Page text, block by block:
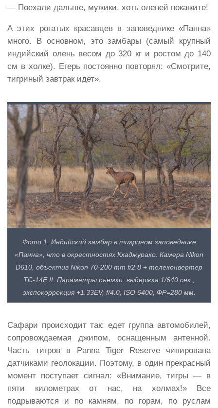
— Поехали дальше, мужики, хоть оленей покажите!
А этих рогатых красавцев в заповеднике «Панна»
много. В основном, это замбары (самый крупный
индийский олень весом до 320 кг и ростом до 140
см в холке). Егерь постоянно повторял: «Смотрите,
тигриный завтрак идет».
Фото 1. Индийский замбар в тигрином заповеднике
«Панна», что в окрестностях Кхаджурахо. Камера Nikon
D610, объектив Nikon 70-200 mm f/2.8 + телеконвертер
TC-14E II. Параметры съемки: выдержка 1/640 сек.,
экспокоррекция +1.33EV, f/4.0, ISO 6400, ФР=280 мм.
Сафари происходит так: едет группа автомобилей,
сопровождаемая джипом, оснащенным антенной.
Часть тигров в Panna Tiger Reserve чипирована
датчиками геолокации. Поэтому, в один прекрасный
момент поступает сигнал: «Внимание, тигры — в
пяти километрах от нас, на холмах!» Все
подрываются и по камням, по горам, по руслам